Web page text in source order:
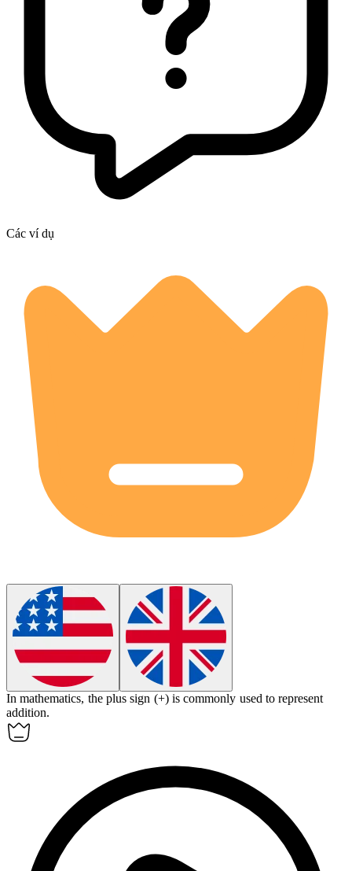
Các ví dụ
In mathematics, the plus sign (+) is commonly used to represent
addition.